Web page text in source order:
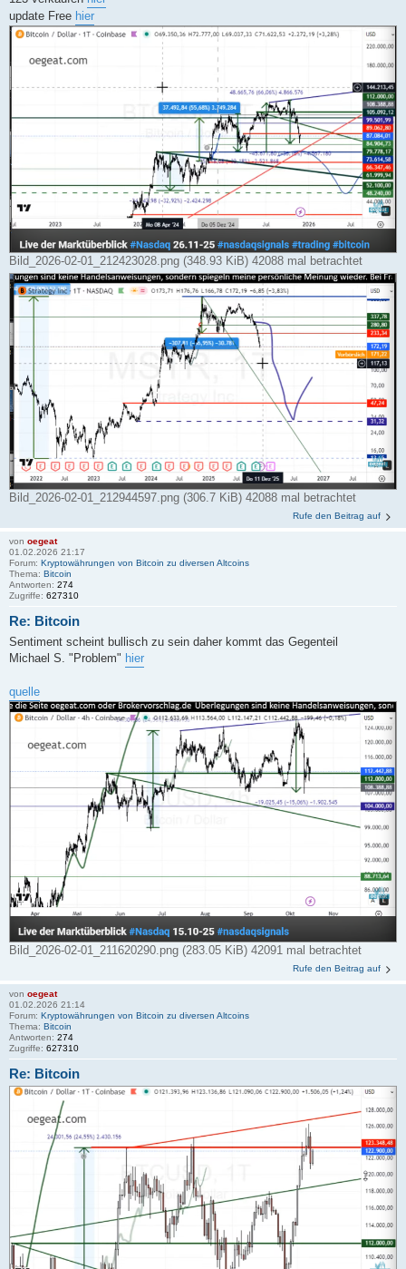
update Free hier
Bild_2026-02-01_212423028.png (348.93 KiB) 42088 mal betrachtet
Bild_2026-02-01_212944597.png (306.7 KiB) 42088 mal betrachtet
Rufe den Beitrag auf
von oegeat
01.02.2026 21:17
Forum: Kryptowährungen von Bitcoin zu diversen Altcoins
Thema: Bitcoin
Antworten: 274
Zugriffe: 627310
Re: Bitcoin
Sentiment scheint bullisch zu sein daher kommt das Gegenteil
Michael S. "Problem" hier
quelle
Bild_2026-02-01_211620290.png (283.05 KiB) 42091 mal betrachtet
Rufe den Beitrag auf
von oegeat
01.02.2026 21:14
Forum: Kryptowährungen von Bitcoin zu diversen Altcoins
Thema: Bitcoin
Antworten: 274
Zugriffe: 627310
Re: Bitcoin